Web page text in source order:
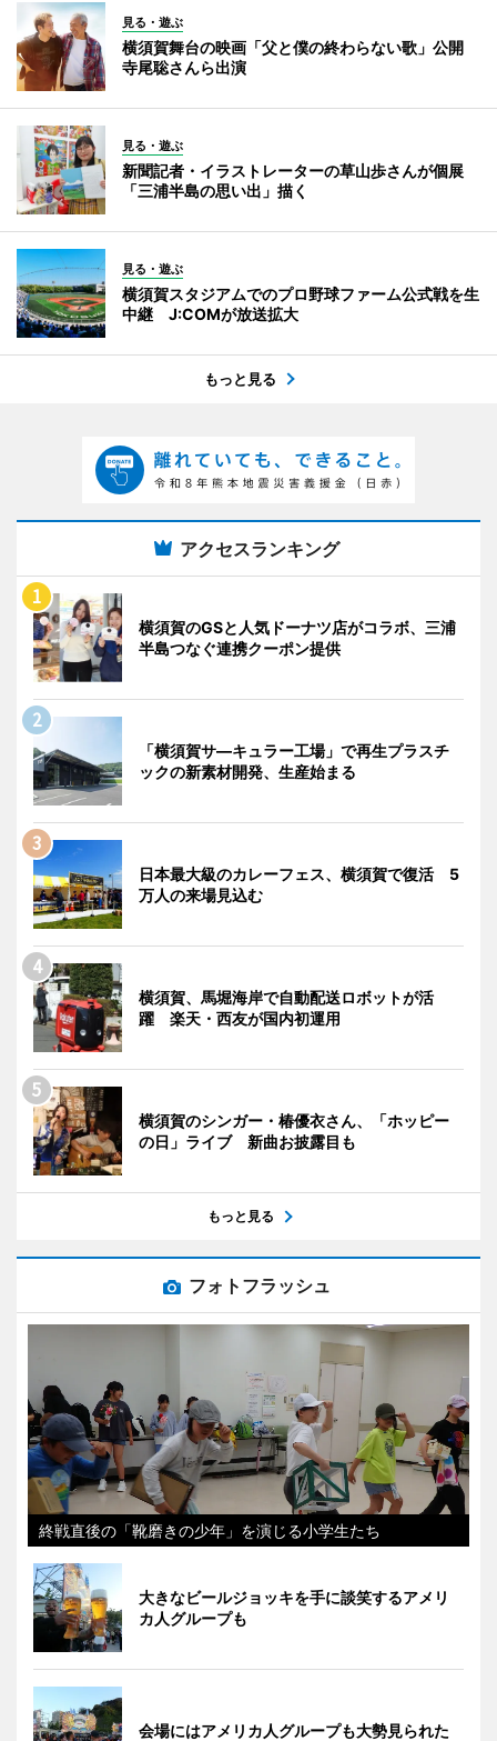
見る・遊ぶ
横須賀舞台の映画「父と僕の終わらない歌」公開
寺尾聡さんら出演
見る・遊ぶ
新聞記者・イラストレーターの草山歩さんが個展
「三浦半島の思い出」描く
見る・遊ぶ
横須賀スタジアムでのプロ野球ファーム公式戦を生
中継 J:COMが放送拡大
もっと見る
アクセスランキング
横須賀のGSと人気ドーナツ店がコラボ、三浦
半島つなぐ連携クーポン提供
「横須賀サ―キュラー工場」で再生プラスチ
ックの新素材開発、生産始まる
日本最大級のカレーフェス、横須賀で復活 5
万人の来場見込む
横須賀、馬堀海岸で自動配送ロボットが活
躍 楽天・西友が国内初運用
横須賀のシンガー・椿優衣さん、「ホッピー
の日」ライブ 新曲お披露目も
もっと見る
フォトフラッシュ
終戦直後の「靴磨きの少年」を演じる小学生たち
大きなビールジョッキを手に談笑するアメリ
カ人グループも
会場にはアメリカ人グループも大勢見られた